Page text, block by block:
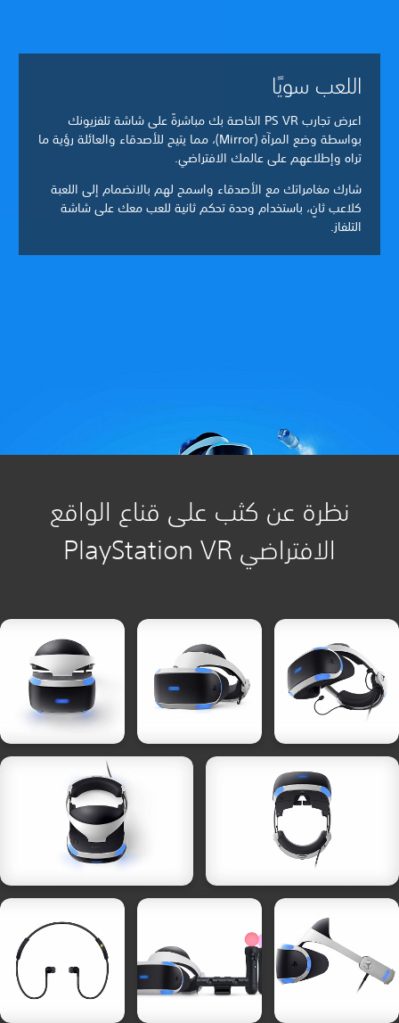
اللعب سويًا
اعرض تجارب PS VR الخاصة بك مباشرةً على شاشة تلفزيونك
بواسطة وضع المرآة (Mirror)، مما يتيح للأصدقاء والعائلة رؤية ما
تراه وإطلاعهم على عالمك الافتراضي.
شارك مغامراتك مع الأصدقاء واسمح لهم بالانضمام إلى اللعبة
كلاعب ثانٍ، باستخدام وحدة تحكم ثانية للعب معك على شاشة
التلفاز.
نظرة عن كثب على قناع الواقع
الافتراضي PlayStation VR